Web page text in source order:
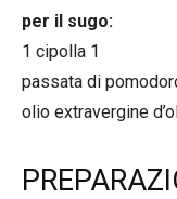
per il sugo:
1 cipolla 1
passata di
olio extravergine